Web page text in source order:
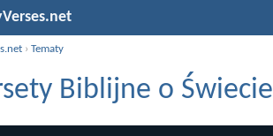
›Tematy
Biblijne o Świecie